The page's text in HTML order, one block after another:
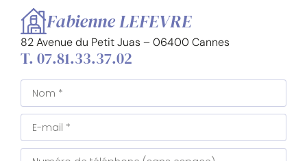
Fabienne LEFEVRE
82 Avenue du Petit Juas – 06400 Cannes
T. 07.81.33.37.02